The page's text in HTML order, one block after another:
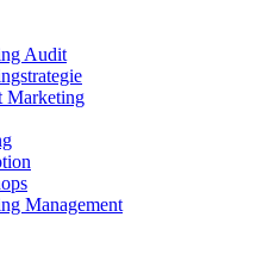
Audit
Marketing
Management